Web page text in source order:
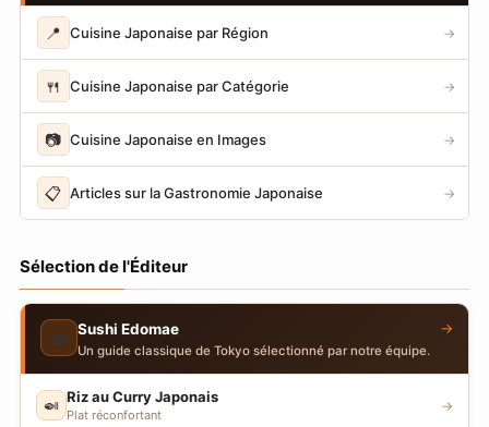
📍 Cuisine Japonaise par Région →
🍴 Cuisine Japonaise par Catégorie →
📷 Cuisine Japonaise en Images →
📋 Articles sur la Gastronomie Japonaise →
Sélection de l'Éditeur
🍣 Sushi Edomae
Un guide classique de Tokyo sélectionné par notre équipe.
→
🍛 Riz au Curry Japonais
Plat réconfortant
→